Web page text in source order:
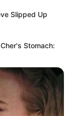
Slipped Up
Stomach: